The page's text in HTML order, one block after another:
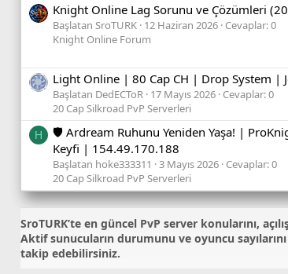
Knight Online Lag Sorunu ve Çözümleri
Başlatan SroTURK 12 Haziran 2026 Cevaplar: 0
Knight Online Forum
Light Online | 80 Cap CH | Drop System |
Başlatan DedECToR 17 Mayıs 2026 Cevaplar: 0
20 Cap Silkroad PvP Serverleri
H
🛡️ Ardream Ruhunu Yeniden Yaşa! |
Keyfi | 154.49.170.188
Başlatan hoke333311 3 Mayıs 2026 Cevaplar: 0
20 Cap Silkroad PvP Serverleri
SroTURK’te en güncel PvP server konularını,
Aktif sunucuların durumunu ve oyuncu sayılarını
takip edebilirsiniz.